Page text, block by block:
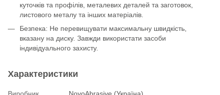
куточків та профілів, металевих деталей та заготовок,
листового металу та інших матеріалів.
Безпека: Не перевищувати максимальну швидкість,
вказану на диску. Завжди використати засоби
індивідуального захисту.
Характеристики